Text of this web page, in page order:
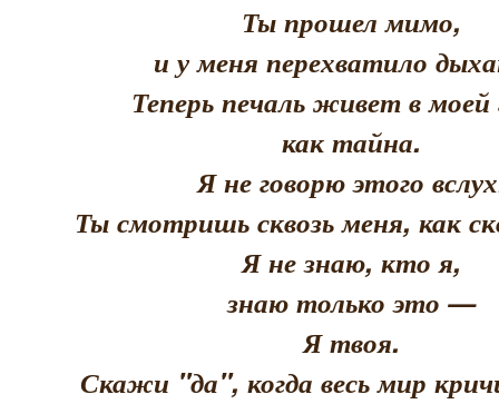
Ты прошел мимо,
и у меня перехватило
Теперь печаль живет в моей
как тайна.
Я не говорю этого
Ты смотришь сквозь меня, как
Я не знаю, кто я,
знаю только это —
Я твоя.
Скажи "да", когда весь мир